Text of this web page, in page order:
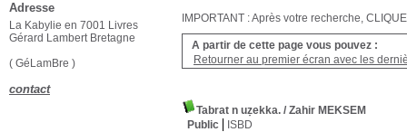
IMPORTANT : Après votre recherche,
A partir de cette page vous pouvez :
Retourner au premier écran avec les
Tabrat n uẓekka. / Zahir MEKSEM
Public
ISBD
Adresse
La Kabylie en 7001 Livres
Gérard Lambert Bretagne
( GéLamBre )
contact